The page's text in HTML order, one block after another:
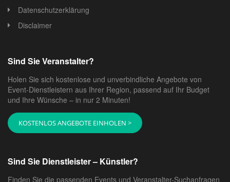
Datenschutzerklärung
Disclaimer
Sind Sie Veranstalter?
Holen Sie sich kostenlose und unverbindliche Angebote von
Event-Dienstleistern aus Ihrer Region, passend auf Ihr Budget
und Ihre Wünsche – in nur 2 Minuten!
KOSTENLOS ANGEBOTE EINHOLEN >
Sind Sie Dienstleister – Künstler?
Finden Sie die passenden Events und Veranstalter-Suchanfragen